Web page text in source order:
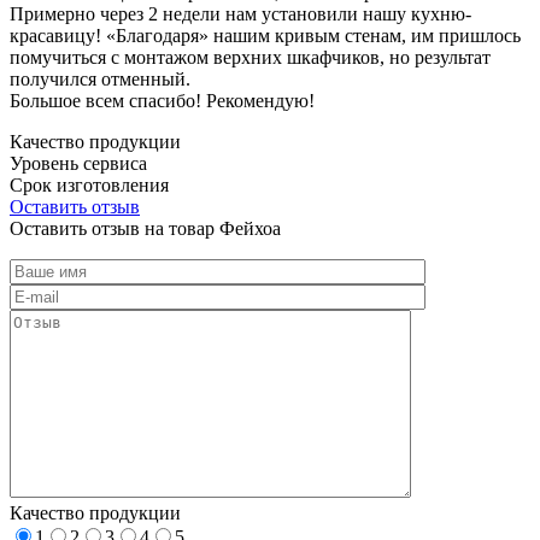
Примерно через 2 недели нам установили нашу кухню-
красавицу! «Благодаря» нашим кривым стенам, им пришлось
помучиться с монтажом верхних шкафчиков, но результат
получился отменный.
Большое всем спасибо! Рекомендую!
Качество продукции
Уровень сервиса
Срок изготовления
Оставить отзыв
Оставить отзыв на товар Фейхоа
Качество продукции